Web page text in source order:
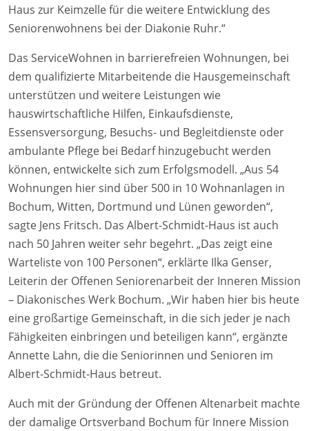
Haus zur Keimzelle für die weitere Entwicklung des
Seniorenwohnens bei der Diakonie Ruhr.“
Das ServiceWohnen in barrierefreien Wohnungen, bei
dem qualifizierte Mitarbeitende die Hausgemeinschaft
unterstützen und weitere Leistungen wie
hauswirtschaftliche Hilfen, Einkaufsdienste,
Essensversorgung, Besuchs- und Begleitdienste oder
ambulante Pflege bei Bedarf hinzugebucht werden
können, entwickelte sich zum Erfolgsmodell. „Aus 54
Wohnungen hier sind über 500 in 10 Wohnanlagen in
Bochum, Witten, Dortmund und Lünen geworden“,
sagte Jens Fritsch. Das Albert-Schmidt-Haus ist auch
nach 50 Jahren weiter sehr begehrt. „Das zeigt eine
Warteliste von 100 Personen“, erklärte Ilka Genser,
Leiterin der Offenen Seniorenarbeit der Inneren Mission
– Diakonisches Werk Bochum. „Wir haben hier bis heute
eine großartige Gemeinschaft, in die sich jeder je nach
Fähigkeiten einbringen und beteiligen kann“, ergänzte
Annette Lahn, die die Seniorinnen und Senioren im
Albert-Schmidt-Haus betreut.
Auch mit der Gründung der Offenen Altenarbeit machte
der damalige Ortsverband Bochum für Innere Mission